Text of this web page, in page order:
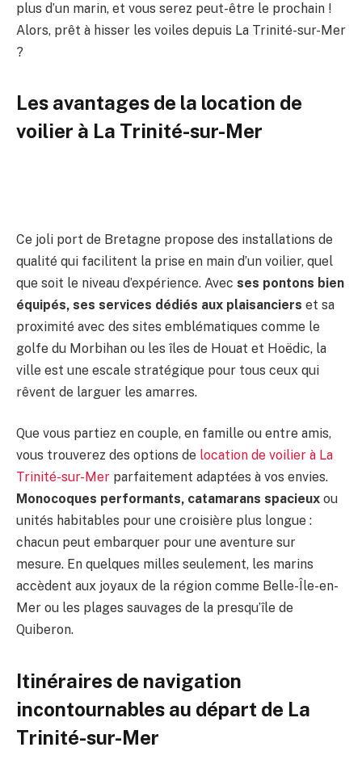
plus d’un marin, et vous serez peut-être le prochain !
Alors, prêt à hisser les voiles depuis La Trinité-sur-Mer
?
Les avantages de la location de
voilier à La Trinité-sur-Mer
Ce joli port de Bretagne propose des installations de
qualité qui facilitent la prise en main d’un voilier, quel
que soit le niveau d’expérience. Avec ses pontons bien
équipés, ses services dédiés aux plaisanciers et sa
proximité avec des sites emblématiques comme le
golfe du Morbihan ou les îles de Houat et Hoëdic, la
ville est une escale stratégique pour tous ceux qui
rêvent de larguer les amarres.
Que vous partiez en couple, en famille ou entre amis,
vous trouverez des options de location de voilier à La
Trinité-sur-Mer parfaitement adaptées à vos envies.
Monocoques performants, catamarans spacieux ou
unités habitables pour une croisière plus longue :
chacun peut embarquer pour une aventure sur
mesure. En quelques milles seulement, les marins
accèdent aux joyaux de la région comme Belle-Île-en-
Mer ou les plages sauvages de la presqu’île de
Quiberon.
Itinéraires de navigation
incontournables au départ de La
Trinité-sur-Mer